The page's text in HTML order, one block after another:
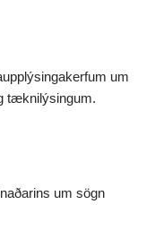
um
tæknilýsingum.
um sögn